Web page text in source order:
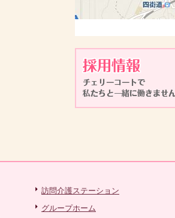
訪問介護ステーション
グループホーム